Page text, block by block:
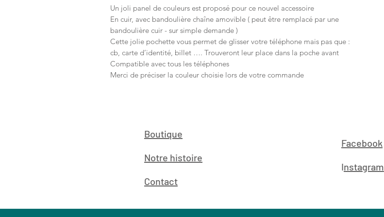
Un joli panel de couleurs est proposé pour ce nouvel accessoire
En cuir, avec bandoulière chaîne amovible ( peut être remplacé par une
bandoulière cuir - sur simple demande )
Cette jolie pochette vous permet de glisser votre téléphone mais pas que :
cb, carte d’identité, billet …. Trouveront leur place dans la poche avant
Compatible avec tous les téléphones
Merci de préciser la couleur choisie lors de votre commande
Boutique
Notre histoire
Contact
Facebook
Instagram